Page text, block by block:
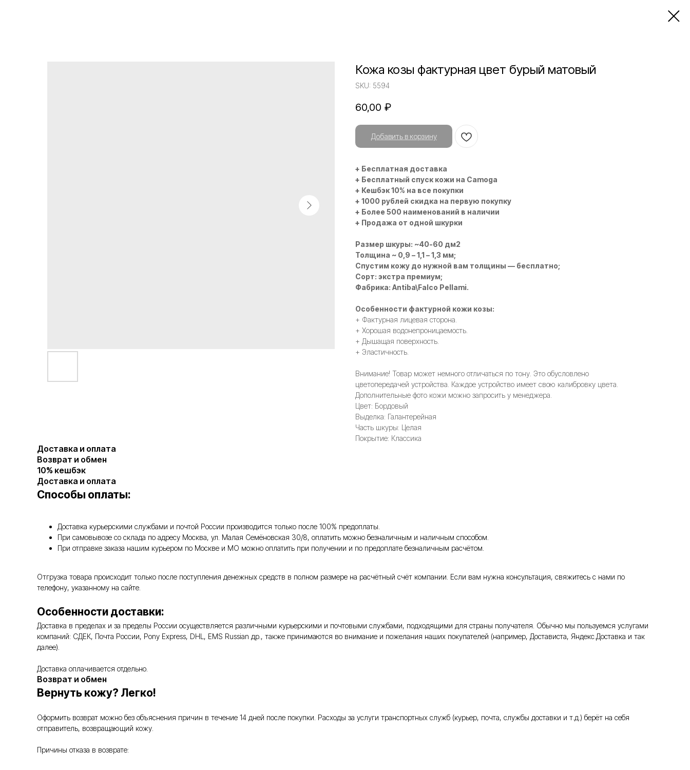
Кожа козы фактурная цвет бурый матовый
SKU: 5594
60,00 ₽
Добавить в корзину
+ Бесплатная доставка
+ Бесплатный спуск кожи на Camoga
+ Кешбэк 10% на все покупки
+ 1000 рублей скидка на первую покупку
+ Более 500 наименований в наличии
+ Продажа от одной шкурки
Размер шкуры: ~40-60 дм2
Толщина ~ 0,9 – 1,1 – 1,3 мм;
Спустим кожу до нужной вам толщины — бесплатно;
Сорт: экстра премиум;
Фабрика: Antiba\Falco Pellami.
Особенности фактурной кожи козы:
+ Фактурная лицевая сторона.
+ Хорошая водонепроницаемость.
+ Дышащая поверхность.
+ Эластичность.
Внимание! Товар может немного отличаться по тону. Это обусловлено
цветопередачей устройства. Каждое устройство имеет свою калибровку цвета.
Дополнительные фото кожи можно запросить у менеджера.
Цвет: Бордовый
Выделка: Галантерейная
Часть шкуры: Целая
Покрытие: Классика
Доставка и оплата
Возврат и обмен
10% кешбэк
Доставка и оплата
Способы оплаты:
Доставка курьерскими службами и почтой России производится только после 100% предоплаты.
При самовывозе со склада по адресу Москва, ул. Малая Семёновская 30/8, оплатить можно безналичным и наличным способом.
При отправке заказа нашим курьером по Москве и МО можно оплатить при получении и по предоплате безналичным расчётом.
Отгрузка товара происходит только после поступления денежных средств в полном размере на расчётный счёт компании. Если вам нужна консультация, свяжитесь с нами по
телефону, указанному на сайте.
Особенности доставки:
Доставка в пределах и за пределы России осуществляется различными курьерскими и почтовыми службами, подходящими для страны получателя. Обычно мы пользуемся услугами
компаний: СДЕК, Почта России, Pony Express, DHL, EMS Russian др., также принимаются во внимание и пожелания наших покупателей (например, Достависта, Яндекс.Доставка и так
далее).
Доставка оплачивается отдельно.
Возврат и обмен
Вернуть кожу? Легко!
Оформить возврат можно без объяснения причин в течение 14 дней после покупки. Расходы за услуги транспортных служб (курьер, почта, службы доставки и т.д.) берёт на себя
отправитель, возвращающий кожу.
Причины отказа в возврате: